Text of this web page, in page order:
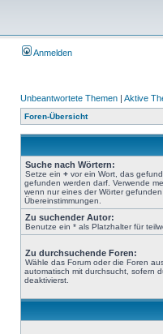
Anmelden
Unbeantwortete Themen | Aktive
Foren-Übersicht
Suche nach Wörtern:
Setze ein + vor ein Wort, das
gefunden werden darf. Verwende
wenn nur eines der Wörter
Übereinstimmungen.
Zu suchender Autor:
Benutze ein * als Platzhalter für
Zu durchsuchende Foren:
Wähle das Forum oder die Foren
automatisch mit durchsucht, sofern
deaktivierst.